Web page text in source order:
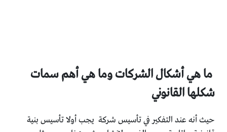
ما هي أشكال الشركات وما هي أهم سمات
شكلها القانوني
حيث أنه عند التفكير في تأسيس شركة يجب أولا تأسيس بنية